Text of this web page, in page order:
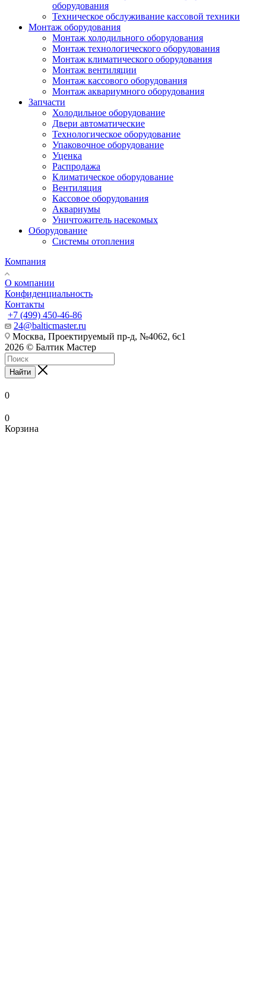
оборудования
Техническое обслуживание кассовой техники
Монтаж оборудования
Монтаж холодильного оборудования
Монтаж технологического оборудования
Монтаж климатического оборудования
Монтаж вентиляции
Монтаж кассового оборудования
Монтаж аквариумного оборудования
Запчасти
Холодильное оборудование
Двери автоматические
Технологическое оборудование
Упаковочное оборудование
Уценка
Распродажа
Климатическое оборудование
Вентиляция
Кассовое оборудования
Аквариумы
Уничтожитель насекомых
Оборудование
Системы отопления
Компания
О компании
Конфиденциальность
Контакты
+7 (499) 450-46-86
24@balticmaster.ru
Москва, Проектируемый пр-д, №4062, 6с1
2026 © Балтик Мастер
Найти
0
0
Корзина